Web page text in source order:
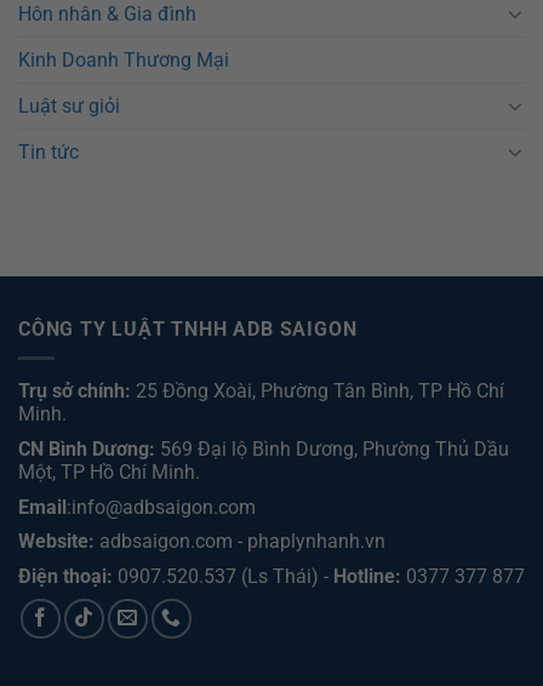
Hôn nhân & Gia đình
Kinh Doanh Thương Mại
Luật sư giỏi
Tin tức
CÔNG TY LUẬT TNHH ADB SAIGON
Trụ sở chính: 25 Đồng Xoài, Phường Tân Bình, TP Hồ Chí
Minh.
CN Bình Dương: 569 Đại lộ Bình Dương, Phường Thủ Dầu
Một, TP Hồ Chí Minh.
Email:info@adbsaigon.com
Website: adbsaigon.com - phaplynhanh.vn
Điện thoại: 0907.520.537 (Ls Thái) - Hotline: 0377 377 877